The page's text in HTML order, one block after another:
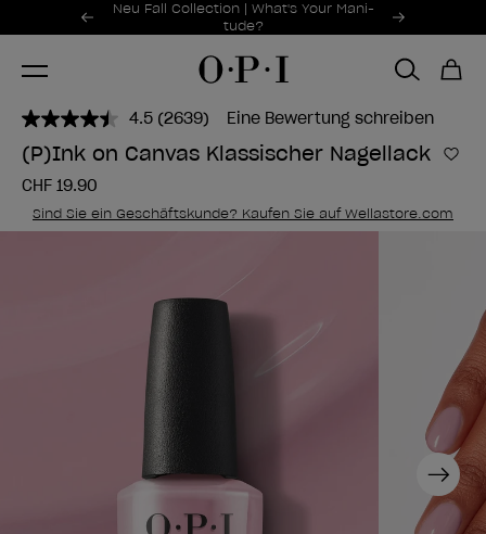
Sonderangebote
Neu Fall Collection | What's Your Mani-
tude?
Item 1 of 2
4.5 2639
Bewertungen
lesen..
gleichen
Seite.
(2639) Eine Bewertung schreiben
(P)Ink on Canvas Klassischer Nagellack Zur
CHF 19.90
Sind Sie ein Geschäftskunde? Kaufen Sie auf Wellastore.com
Next